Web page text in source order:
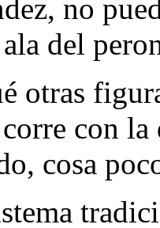
no
del
otras
con
cosa